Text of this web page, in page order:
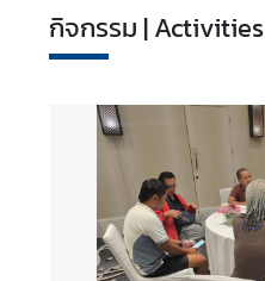
เ
กี่
กิจกรรม | Activities